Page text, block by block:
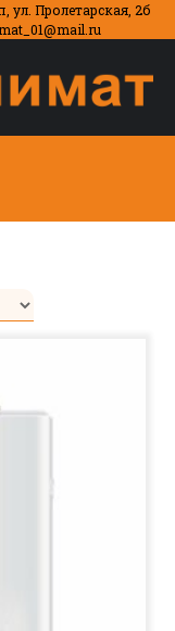
ул. Пролетарская, 2б